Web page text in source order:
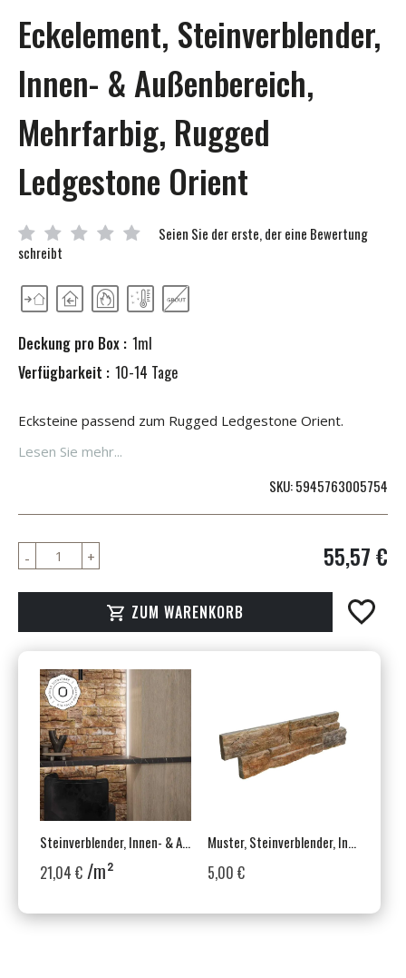
springen
Eckelement, Steinverblender,
Innen- & Außenbereich,
Mehrfarbig, Rugged
Ledgestone Orient
Seien Sie der erste, der eine Bewertung
schreibt
Deckung pro Box : 1ml
Verfügbarkeit : 10-14 Tage
Ecksteine passend zum Rugged Ledgestone Orient.
Lesen Sie mehr...
SKU 5945763005754
55,57 €
ZUM WARENKORB
Steinverblender, Innen- & Außenbereich, Mehrfarbig, Rugged Ledgestone Orient
21,04 € /m²
Muster, Steinverblender, Innen- & Außenbereich, Mehrfarbig, Rugged Ledgestone Orient
5,00 €